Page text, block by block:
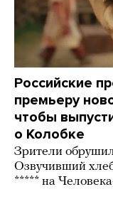
Российские
премьеру
чтобы
о Колобке
Зрители
Озвучивший
***** на